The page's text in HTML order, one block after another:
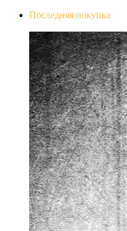
Последняя покупка